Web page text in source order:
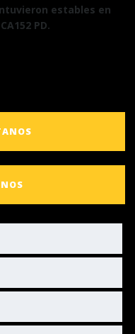
estables en
PD.